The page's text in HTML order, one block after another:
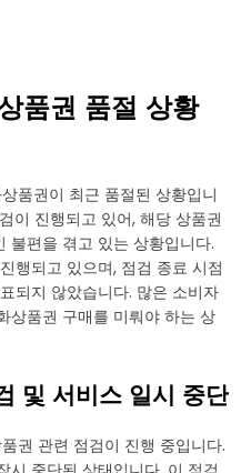
품권 품절 상황
품권이 최근 품절된 상황입니
이 진행되고 있어, 해당 상품권
불편을 겪고 있는 상황입니다.
행되고 있으며, 점검 종료 시점
되지 않았습니다. 많은 소비자
상품권 구매를 미뤄야 하는 상
및 서비스 일시 중단
권 관련 점검이 진행 중입니다.